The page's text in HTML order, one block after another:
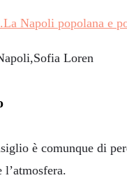
Loren
è comunque di